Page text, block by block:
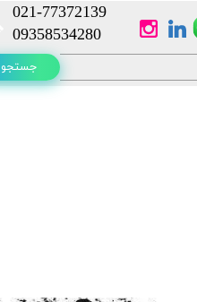
021-77372139​​​​​​​
​​​​​​​09358534280
جستجو